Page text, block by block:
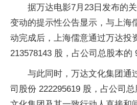
据万达电影7月23日发布的
变动的提示性公告显示，与上海
动完成后，上海儒意通过万达投
213578143 股，占公司总股本的
与此同时，万达文化集团通
司股份 222295619 股，占公司